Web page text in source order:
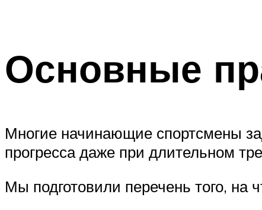
Основные
Многие начинающие спортсмены
прогресса даже при длительном
Мы подготовили перечень того, на